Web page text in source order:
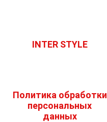
INTER STYLE
Политика обработки
персональных
данных